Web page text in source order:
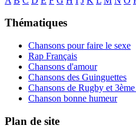
Thématiques
Chansons pour faire le sexe
Rap Français
Chansons d'amour
Chansons des Guinguettes
Chansons de Rugby et
Chanson bonne humeur
Plan de site